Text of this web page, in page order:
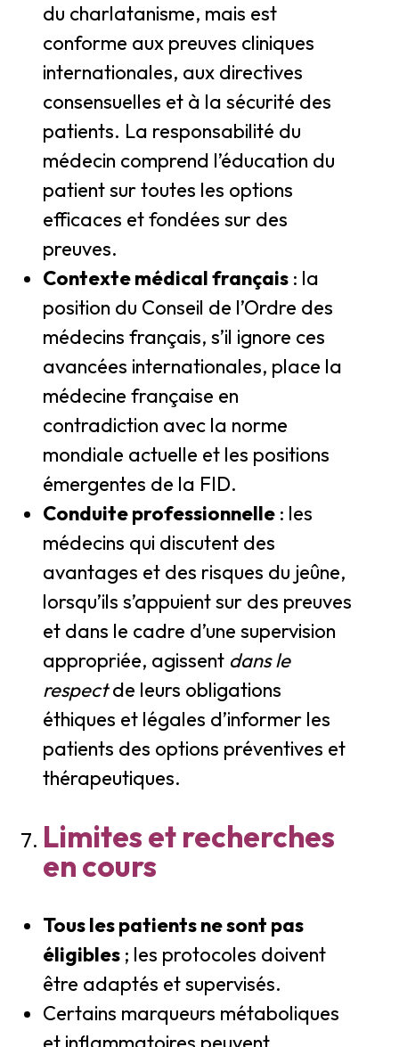
du charlatanisme, mais est
conforme aux preuves cliniques
internationales, aux directives
consensuelles et à la sécurité des
patients. La responsabilité du
médecin comprend l’éducation du
patient sur toutes les options
efficaces et fondées sur des
preuves.
Contexte médical français : la
position du Conseil de l’Ordre des
médecins français, s’il ignore ces
avancées internationales, place la
médecine française en
contradiction avec la norme
mondiale actuelle et les positions
émergentes de la FID.
Conduite professionnelle : les
médecins qui discutent des
avantages et des risques du jeûne,
lorsqu’ils s’appuient sur des preuves
et dans le cadre d’une supervision
appropriée, agissent dans le
respectde leurs obligations
éthiques et légales d’informer les
patients des options préventives et
thérapeutiques.
Limites et recherches
en cours
Tous les patients ne sont pas
éligibles ; les protocoles doivent
être adaptés et supervisés.
Certains marqueurs métaboliques